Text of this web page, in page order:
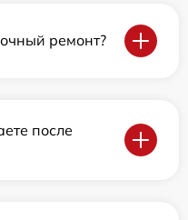
ремонт?
после